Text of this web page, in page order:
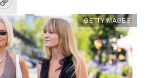
Copy
GETTY IMAGES